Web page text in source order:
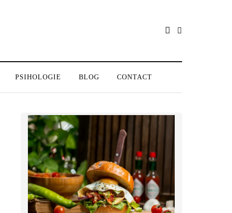
PSIHOLOGIE BLOG CONTACT